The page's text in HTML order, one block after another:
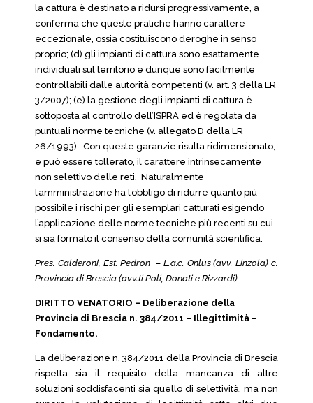
la cattura è destinato a ridursi progressivamente, a
conferma che queste pratiche hanno carattere
eccezionale, ossia costituiscono deroghe in senso
proprio; (d) gli impianti di cattura sono esattamente
individuati sul territorio e dunque sono facilmente
controllabili dalle autorità competenti (v. art. 3 della LR
3/2007); (e) la gestione degli impianti di cattura è
sottoposta al controllo dell’ISPRA ed è regolata da
puntuali norme tecniche (v. allegato D della LR
26/1993). Con queste garanzie risulta ridimensionato,
e può essere tollerato, il carattere intrinsecamente
non selettivo delle reti. Naturalmente
l’amministrazione ha l’obbligo di ridurre quanto più
possibile i rischi per gli esemplari catturati esigendo
l’applicazione delle norme tecniche più recenti su cui
si sia formato il consenso della comunità scientifica.
Pres. Calderoni, Est. Pedron – L.a.c. Onlus (avv. Linzola) c.
Provincia di Brescia (avv.ti Poli, Donati e Rizzardi)
DIRITTO VENATORIO – Deliberazione della
Provincia di Brescia n. 384/2011 – Illegittimità –
Fondamento.
La deliberazione n. 384/2011 della Provincia di Brescia
rispetta sia il requisito della mancanza di altre
soluzioni soddisfacenti sia quello di selettività, ma non